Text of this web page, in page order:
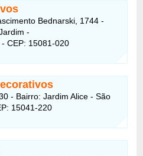
Bednarski, 1744 -
-
CEP: 15081-020
- Bairro: Jardim Alice - São
15041-220